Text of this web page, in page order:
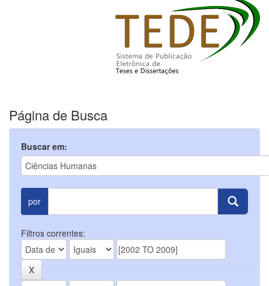
Página de Busca
Buscar em:
por
Filtros correntes: